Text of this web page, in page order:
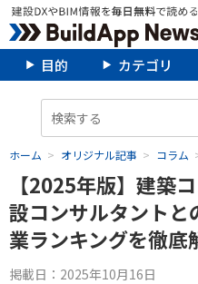
目的 カテゴリ
ホーム オリジナル記事 コラム
【2025年版】建築
設コンサルタント
業ランキングを徹底
掲載日： 2025年10月16日